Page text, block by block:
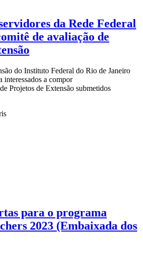
da Rede Federal
de avaliação de
do Instituto Federal do Rio de Janeiro
a compor
Projetos de Extensão submetidos
para o programa
2023 (Embaixada dos